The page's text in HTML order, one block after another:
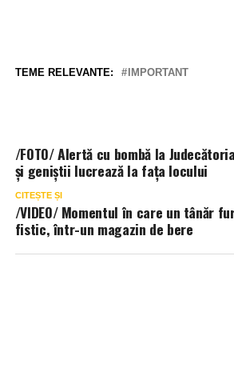
TEME RELEVANTE: IMPORTANT
/FOTO/ Alertă cu bombă la
și geniștii lucrează la fața locului
CITEȘTE ȘI
/VIDEO/ Momentul în care un tânăr
fistic, într-un magazin de bere